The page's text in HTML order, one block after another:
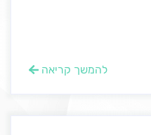
להמשך קריאה